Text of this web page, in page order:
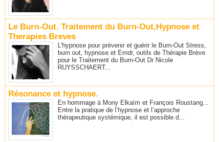
Le Burn-Out. Traitement du Burn-Out,Hypnose et
Therapies Breves
L'hypnose pour prévenir et guérir le Burn-Out Stress,
burn out, hypnose et Emdr, outils de Thérapie Brève
pour le Traitement du Burn-Out Dr Nicole
RUYSSCHAERT...
Résonance et hypnose.
En hommage à Mony Elkaïm et François Roustang...
Entre la pratique de l’hypnose et l’approche
thérapeutique systémique, il est possible d...